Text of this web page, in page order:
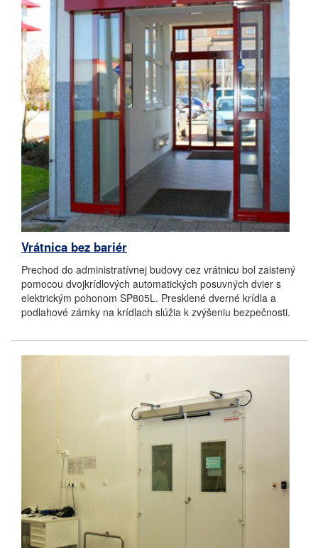
Vrátnica bez bariér
Prechod do administratívnej budovy cez vrátnicu bol zaistený
pomocou dvojkrídlových automatických posuvných dvier s
elektrickým pohonom SP805L. Presklené dverné krídla a
podlahové zámky na krídlach slúžia k zvýšeniu bezpečnosti.